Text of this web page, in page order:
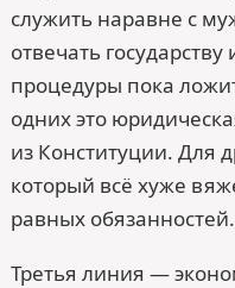
служить наравне с
отвечать
процедуры пока
одних это
из Конституции. Для
который всё хуже
равных обязанностей.
Третья линия —